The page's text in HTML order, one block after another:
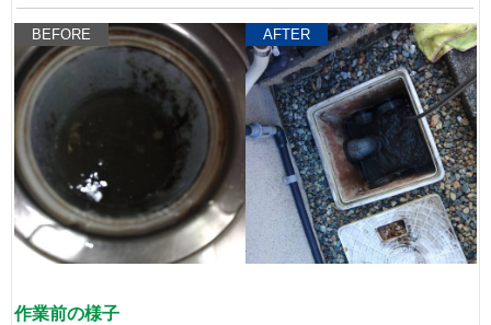
BEFORE AFTER
作業前の様子